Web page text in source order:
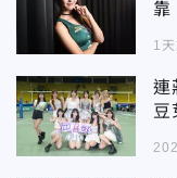
靠
1天
連
豆